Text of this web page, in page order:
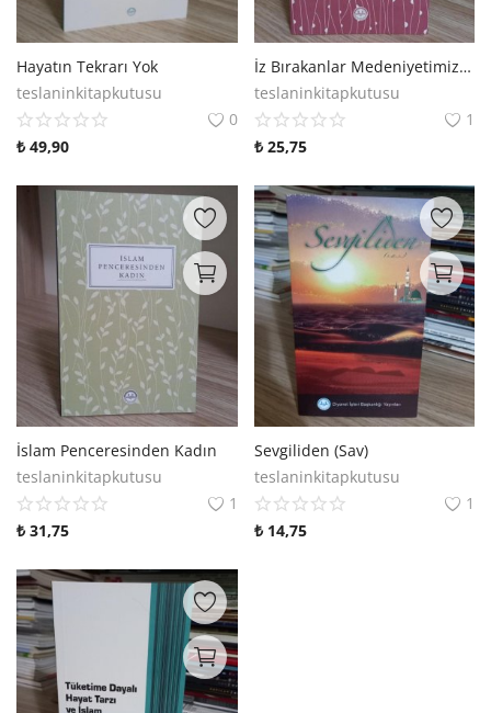
Hayatın Tekrarı Yok
teslaninkitapkutusu
0
₺ 49,90
İz Bırakanlar Medeniyetimizi İnşa Eden Kadınlar
teslaninkitapkutusu
1
₺25,75
İslam Penceresinden Kadın
teslaninkitapkutusu
1
₺ 31,75
Sevgiliden (Sav)
teslaninkitapkutusu
1
₺14,75